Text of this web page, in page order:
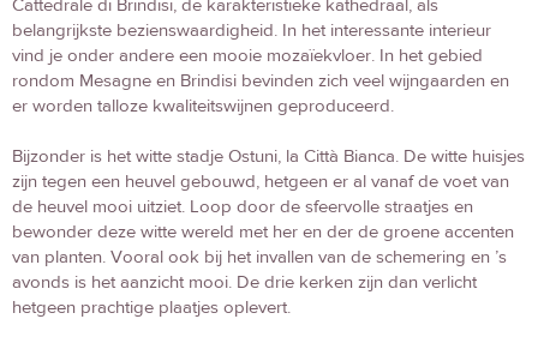
Cattedrale di Brindisi, de karakteristieke kathedraal, als
belangrijkste bezienswaardigheid. In het interessante interieur
vind je onder andere een mooie mozaïekvloer. In het gebied
rondom Mesagne en Brindisi bevinden zich veel wijngaarden en
er worden talloze kwaliteitswijnen geproduceerd.
Bijzonder is het witte stadje Ostuni, la Città Bianca. De witte huisjes
zijn tegen een heuvel gebouwd, hetgeen er al vanaf de voet van
de heuvel mooi uitziet. Loop door de sfeervolle straatjes en
bewonder deze witte wereld met her en der de groene accenten
van planten. Vooral ook bij het invallen van de schemering en ’s
avonds is het aanzicht mooi. De drie kerken zijn dan verlicht
hetgeen prachtige plaatjes oplevert.